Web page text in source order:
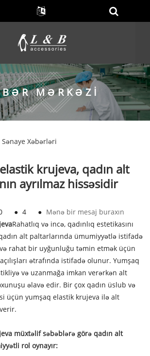
MƏRKƏZI
Sənaye Xəbərləri
krujeva, qadın alt
ayrılmaz hissəsidir
● 4 ● Mənə bir mesaj buraxın
Rahatlıq və incə, qadınlıq estetikasını
alt paltarlarında ümumiyyətlə istifadə
rahat bir uyğunluğu təmin etmək üçün
ətrafında istifadə olunur. Yumşaq
və uzanmağa imkan verərkən alt
əlavə edir. Bir çox qadın üslub və
üçün yumşaq elastik krujeva ilə alt
müxtəlif səbəblərə görə qadın alt
rol oynayır: